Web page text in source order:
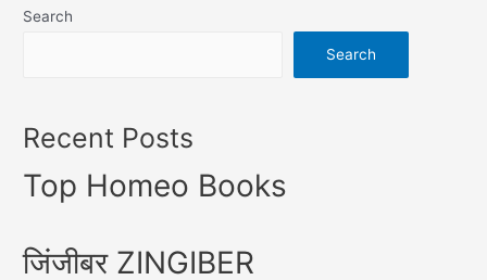
Search
Search
Recent Posts
Top Homeo Books
जिंजीबर ZINGIBER